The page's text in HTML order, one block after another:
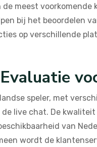
meest
bij het beoordelen
op verschillende
speler, met
live chat. De
van
wordt de